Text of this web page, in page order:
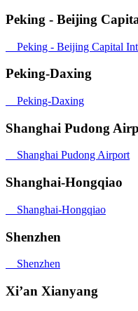
Peking - Beijing
Peking - Beijing Capital
Peking-Daxing
Peking-Daxing
Shanghai Pudong
Shanghai Pudong Airport
Shanghai-Hongqiao
Shanghai-Hongqiao
Shenzhen
Shenzhen
Xi’an Xianyang